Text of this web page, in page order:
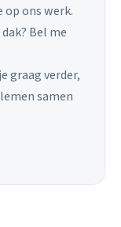
ons werk.
Bel me
graag verder,
samen